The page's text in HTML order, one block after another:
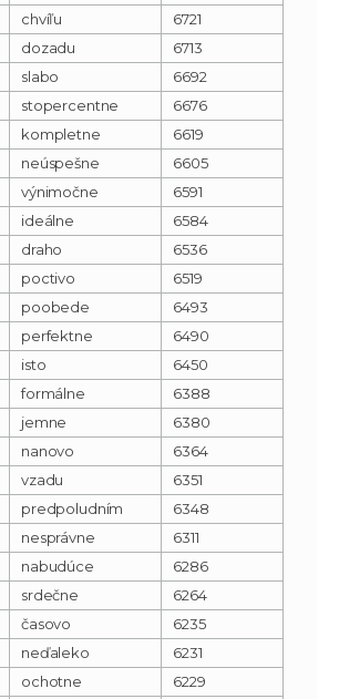
chvíľu
6721
dozadu
6713
slabo
6692
stopercentne
6676
kompletne
6619
neúspešne
6605
výnimočne
6591
ideálne
6584
draho
6536
poctivo
6519
poobede
6493
perfektne
6490
isto
6450
formálne
6388
jemne
6380
nanovo
6364
vzadu
6351
predpoludním
6348
nesprávne
6311
nabudúce
6286
srdečne
6264
časovo
6235
neďaleko
6231
ochotne
6229